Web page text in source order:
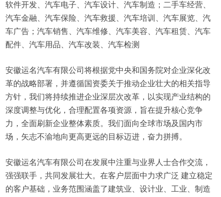
软件开发、汽车电子、汽车设计、汽车制造；二手车经营、
汽车金融、汽车保险、汽车救援、汽车培训、汽车展览、汽
车广告；汽车销售、汽车维修、汽车美容、汽车租赁、汽车
配件、汽车用品、汽车改装、汽车检测
安徽运名汽车有限公司将根据党中央和国务院对企业深化改
革的战略部署，并遵循国资委关于推动企业壮大的相关指导
方针，我们将持续推进企业深层次改革，以实现产业结构的
深度调整与优化，合理配置各项资源，旨在提升核心竞争
力，全面刷新企业整体素质。我们面向全球市场及国内市
场，矢志不渝地向更高更远的目标迈进，奋力拼搏。
安徽运名汽车有限公司在发展中注重与业界人士合作交流，
强强联手，共同发展壮大。在客户层面中力求广泛 建立稳定
的客户基础，业务范围涵盖了建筑业、设计业、工业、制造